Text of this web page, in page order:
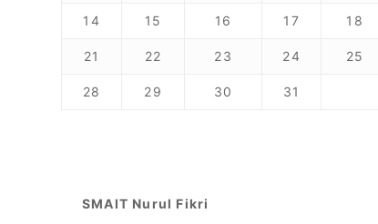
14 15 16 17 18
21 22 23 24 25
28 29 30 31
SMAIT Nurul Fikri